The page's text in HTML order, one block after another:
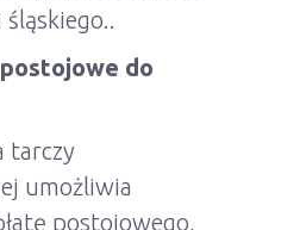
do
tarczy
umożliwia
postojowego,